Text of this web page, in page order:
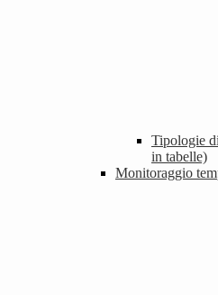
Tipologie
in tabelle)
Monitoraggio